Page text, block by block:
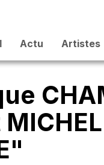
Actu Artistes